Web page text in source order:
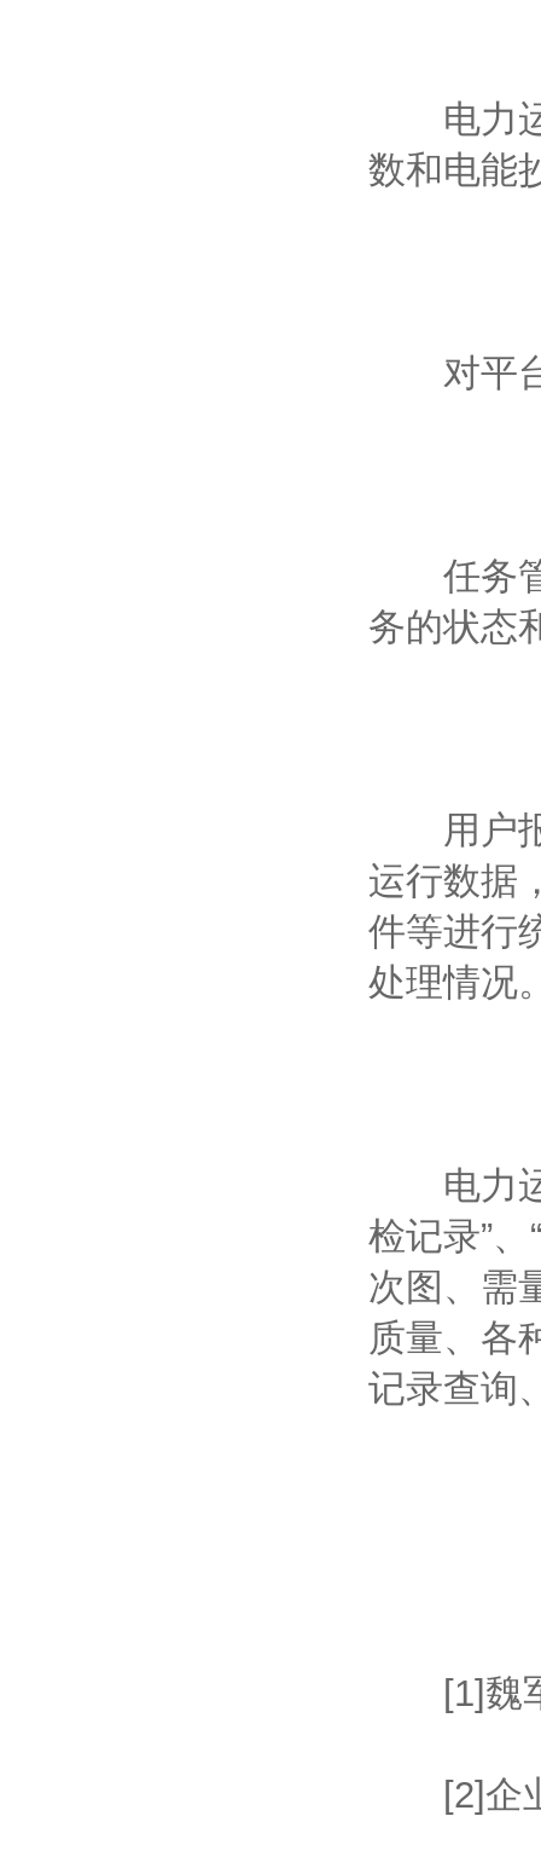
电力运
数和电能
对平台
任务管
务的状态
用户报
运行数据
件等进行
处理情况
电力运
检记录”、
次图、需
质量、各
记录查询
[1]魏军
[2]企业